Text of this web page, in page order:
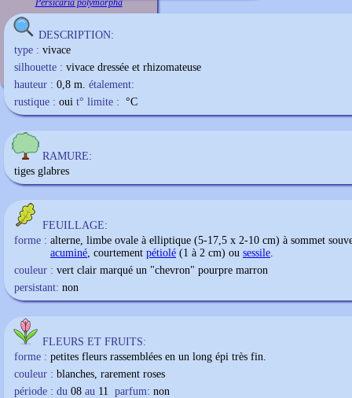
Persicaria polymorpha
DESCRIPTION:
type : vivace
silhouette : vivace dressée et rhizomateuse
hauteur : 0,8 m. étalement:
rustique : oui t° limite : °C
RAMURE:
tiges glabres
FEUILLAGE:
forme : alterne, limbe ovale à elliptique (5-17,5 x 2-10 cm) à sommet
acuminé, courtement pétiolé (1 à 2 cm) ou sessile.
couleur : vert clair marqué un "chevron" pourpre marron
persistant: non
FLEURS ET FRUITS:
forme : petites fleurs rassemblées en un long épi très fin.
couleur : blanches, rarement roses
période : du 08 au 11 parfum: non